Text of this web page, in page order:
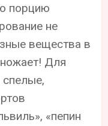
порцию
не
вещества в
Для
«пепин